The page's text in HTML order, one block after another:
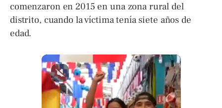
comenzaron en 2015 en una zona rural del
distrito, cuando la víctima tenía siete años de
edad.